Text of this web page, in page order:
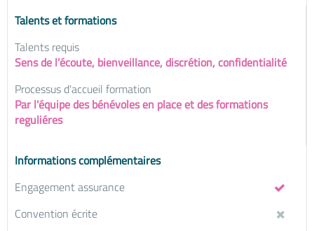
Talents et formations
Talents requis
Sens de l’écoute, bienveillance, discrétion, confidentialité
Processus d'accueil formation
Par l'équipe des bénévoles en place et des formations
reguliéres
Informations complémentaires
Engagement assurance
Convention écrite